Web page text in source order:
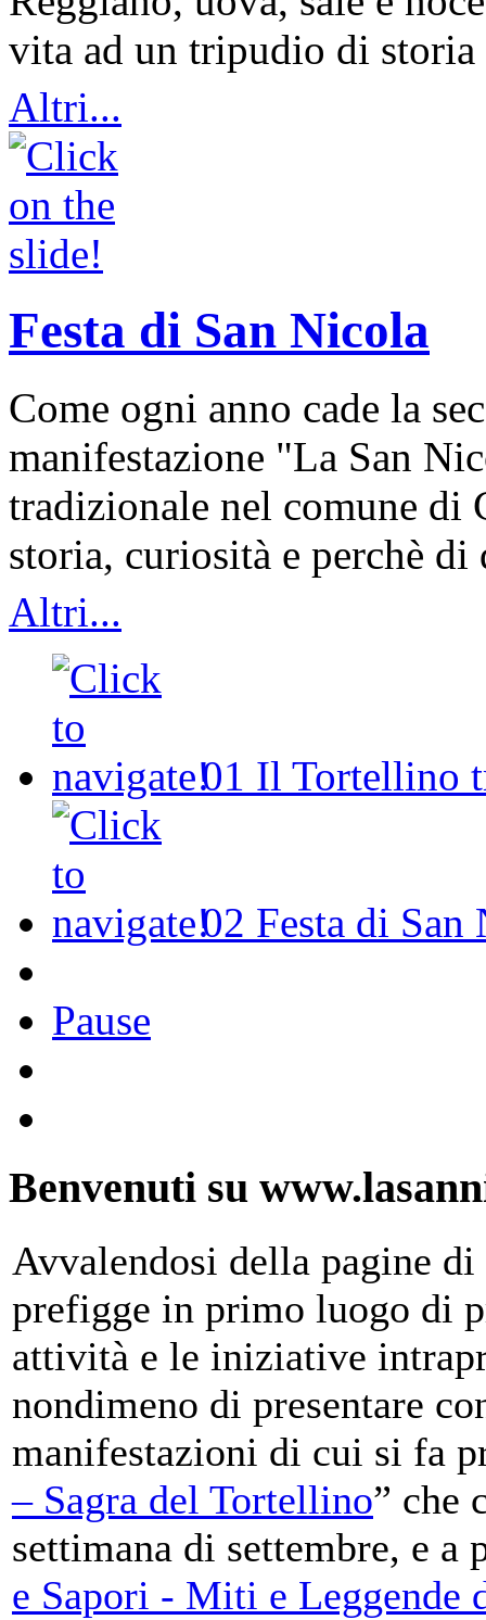
vita ad un tripudio di storia
Altri...
Festa di San Nicola
Come ogni anno cade la
manifestazione "La San
tradizionale nel comune di
storia, curiosità e perchè
Altri...
01 Il Tortellino
02 Festa di San
Pause
Benvenuti su
Avvalendosi della pagine
prefigge in primo luogo di
attività e le iniziative
nondimeno di presentare
manifestazioni di cui si fa
– Sagra del Tortellino” che
settimana di settembre, e a
e Sapori - Miti e Leggende